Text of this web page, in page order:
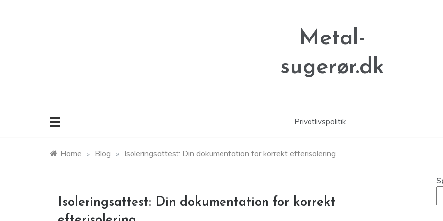
Metal-
sugerør.dk
Privatlivspolitik
Home » Blog » Isoleringsattest: Din dokumentation for korrekt efterisolering
Isoleringsattest: Din dokumentation for korrekt